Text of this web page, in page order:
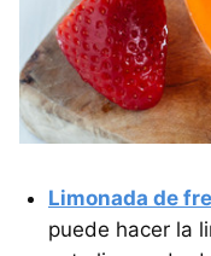
Limonada de
puede hacer la